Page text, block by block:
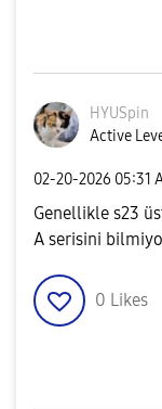
HYUSpin
Active
‎02-20-2026 05:31
Genellikle s23
A serisini
0 Likes